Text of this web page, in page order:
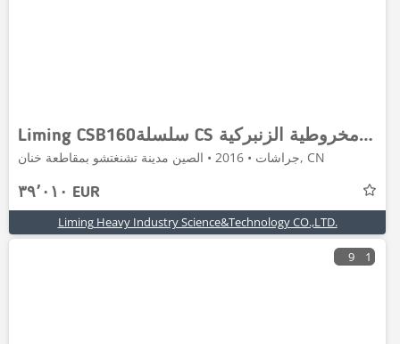
Liming CSB160سلسلة CS كسارة مخروطية الزنبركية
جراشات • 2016 • الصين مدينة تشنغتشو بمقاطعة خنان, CN
٣٩٬٠١٠ EUR
Liming Heavy Industry Science&Technology CO.,LTD.
9 1